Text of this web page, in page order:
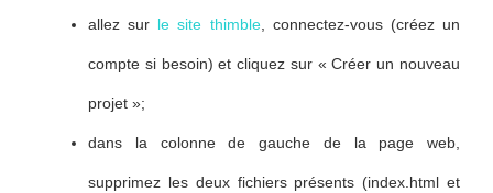
allez sur le site thimble, connectez-vous (créez un
compte si besoin) et cliquez sur « Créer un nouveau
projet »;
dans la colonne de gauche de la page web,
supprimez les deux fichiers présents (index.html et